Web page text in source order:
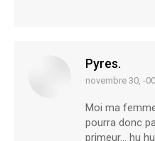
Pyres.
says:
novembre 30, -
Moi ma
pourra donc
primeur… hu